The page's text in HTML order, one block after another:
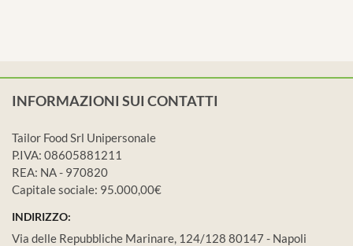
INFORMAZIONI SUI CONTATTI
Tailor Food Srl Unipersonale
P.IVA: 08605881211
REA: NA - 970820
Capitale sociale: 95.000,00€
INDIRIZZO:
Via delle Repubbliche Marinare, 124/128 80147 - Napoli